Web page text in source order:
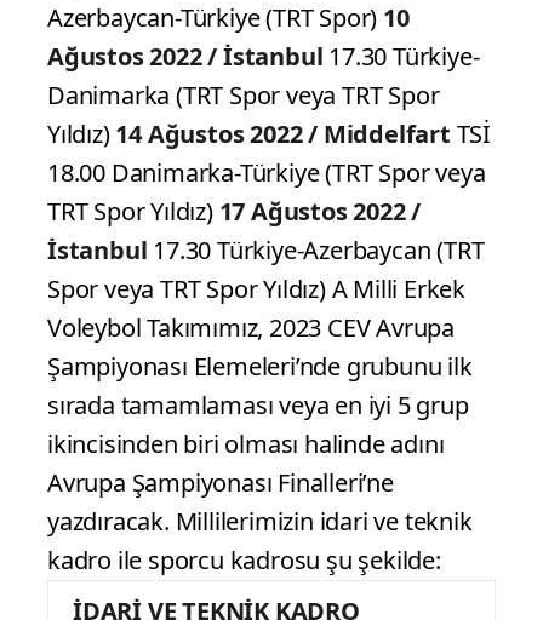
Azerbaycan-Türkiye (TRT Spor) 10
Ağustos 2022 / İstanbul 17.30 Türkiye-
Danimarka (TRT Spor veya TRT Spor
Yıldız)14 Ağustos 2022 / Middelfart TSİ
18.00 Danimarka-Türkiye (TRT Spor veya
TRT Spor Yıldız) 17 Ağustos 2022 /
İstanbul 17.30 Türkiye-Azerbaycan (TRT
Spor veya TRT Spor Yıldız) A Milli Erkek
Voleybol Takımımız, 2023 CEV Avrupa
Şampiyonası Elemeleri’nde grubunu ilk
sırada tamamlaması veya en iyi 5 grup
ikincisinden biri olması halinde adını
Avrupa Şampiyonası Finalleri’ne
yazdıracak. Millilerimizin idari ve teknik
kadro ile sporcu kadrosu şu şekilde:
İDARİ VE TEKNİK KADRO